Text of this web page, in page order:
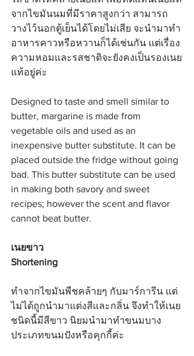
จากไขมันนมที่มีราคาสูงกว่า สามารถ
วางไว้นอกตู้เย็นได้โดยไม่เสีย จะนำมาทำ
อาหารคาวหรือหวานก็ได้เช่นกัน แต่เรื่อง
ความหอมและรสชาติจะยังคงเป็นรองเนย
แท้อยู่ค่ะ
Designed to taste and smell similar to
butter, margarine is made from
vegetable oils and used as an
inexpensive butter substitute. It can be
placed outside the fridge without going
bad. This butter substitute can be used
in making both savory and sweet
recipes; however the scent and flavor
cannot beat butter.
เนยขาว
Shortening
ทำจากไขมันพืชคล้ายๆ กับมาร์การีน แต่
ไม่ได้ถูกนำมาแต่งสีและกลิ่น จึงทำให้เนย
ชนิดนี้มีสีขาว นิยมนำมาทำขนมบาง
ประเภทขนมปังหรือคุกกี้ค่ะ